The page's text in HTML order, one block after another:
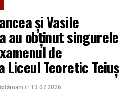
și Vasile
au obținut singurele
de
Liceul Teoretic Teiuș
în 13.07.2026